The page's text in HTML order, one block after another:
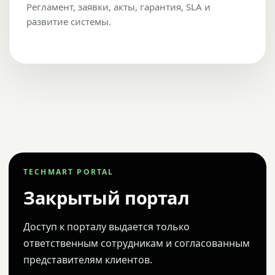
Регламент, заявки, акты, гарантия, SLA и
развитие системы.
TECHMART PORTAL
Закрытый портал
Доступ к порталу выдается только
ответственным сотрудникам и согласованным
представителям клиентов.